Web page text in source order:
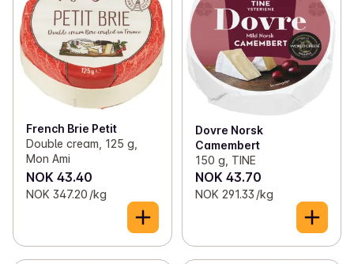
French Brie Petit
Double cream, 125 g,
Mon Ami
NOK 43.40
NOK 347.20 /kg
Dovre Norsk
Camembert
150 g, TINE
NOK 43.70
NOK 291.33 /kg